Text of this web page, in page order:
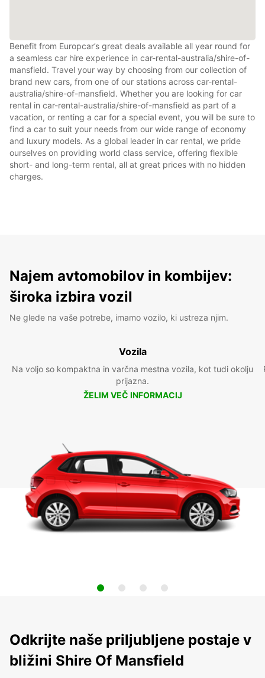
Benefit from Europcar’s great deals available all year round for
a seamless car hire experience in car-rental-australia/shire-of-
mansfield. Travel your way by choosing from our collection of
brand new cars, from one of our stations across car-rental-
australia/shire-of-mansfield. Whether you are looking for car
rental in car-rental-australia/shire-of-mansfield as part of a
vacation, or renting a car for a special event, you will be sure to
find a car to suit your needs from our wide range of economy
and luxury models. As a global leader in car rental, we pride
ourselves on providing world class service, offering flexible
short- and long-term rental, all at great prices with no hidden
charges.
Najem avtomobilov in kombijev:
široka izbira vozil
Ne glede na vaše potrebe, imamo vozilo, ki ustreza njim.
Vozila
Na voljo so kompaktna in varčna mestna vozila, kot tudi okolju
prijazna.
ŽELIM VEČ INFORMACIJ
Odkrijte naše priljubljene postaje v
bližini Shire Of Mansfield